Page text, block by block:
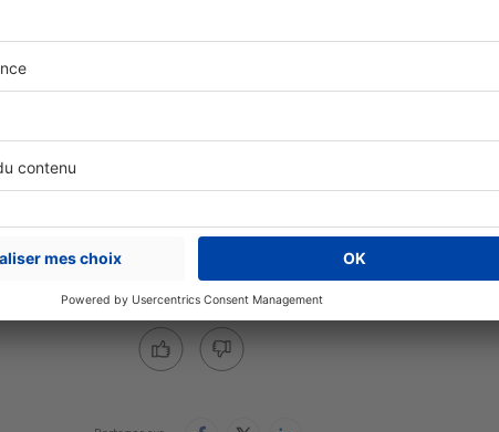
À RETENIR :
constitue la deuxième agglomération du Nord, après la
un tissu économique développé qui attire les jeunes
sont très marqués, des maisons cossues du bord de mer
plus défavorisé.
Cet article vous a été utile ?